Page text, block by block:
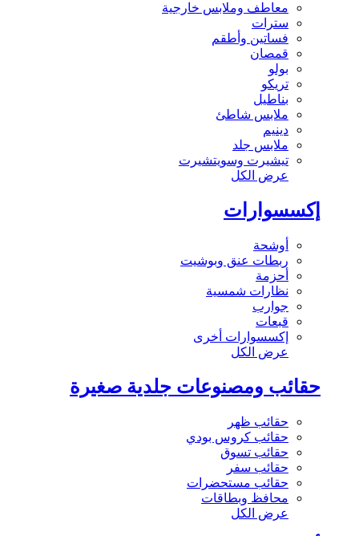
معاطف وملابس خارجية
سترات
فساتين وأطقم
قمصان
بولو
تريكو
بناطيل
ملابس شاطئ
دينيم
ملابس جلد
تيشيرت وسويتشيرت
عرض الكل
إكسسوارات
أوشحة
ربطات عنق وبوشيت
أحزمة
نظارات شمسية
جوارب
قبعات
إكسسوارات أخرى
عرض الكل
حقائب ومصنوعات جلدية صغيرة
حقائب ظهر
حقائب كروس بودي
حقائب تسوق
حقائب سفر
حقائب مستحضرات
محافظ وبطاقات
عرض الكل